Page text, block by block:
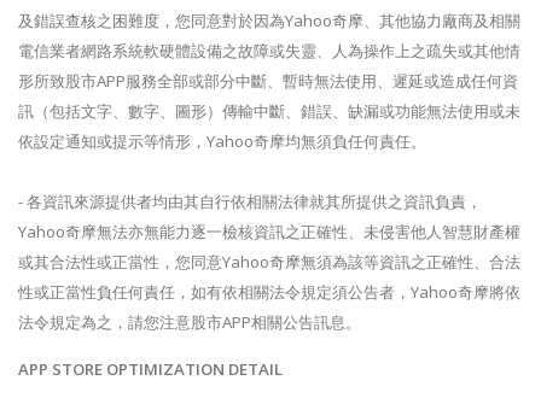
及錯誤查核之困難度，您同意對於因為Yahoo奇摩、其他協力廠商及相關
電信業者網路系統軟硬體設備之故障或失靈、人為操作上之疏失或其他情
形所致股市APP服務全部或部分中斷、暫時無法使用、遲延或造成任何資
訊（包括文字、數字、圖形）傳輸中斷、錯誤、缺漏或功能無法使用或未
依設定通知或提示等情形，Yahoo奇摩均無須負任何責任。
- 各資訊來源提供者均由其自行依相關法律就其所提供之資訊負責，
Yahoo奇摩無法亦無能力逐一檢核資訊之正確性、未侵害他人智慧財產權
或其合法性或正當性，您同意Yahoo奇摩無須為該等資訊之正確性、合法
性或正當性負任何責任，如有依相關法令規定須公告者，Yahoo奇摩將依
法令規定為之，請您注意股市APP相關公告訊息。
APP STORE OPTIMIZATION DETAIL